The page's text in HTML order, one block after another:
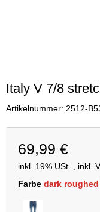
Italy V 7/8
Artikelnummer: 2512-
69,99 €
inkl. 19% USt. , inkl.
Farbe dark roughed